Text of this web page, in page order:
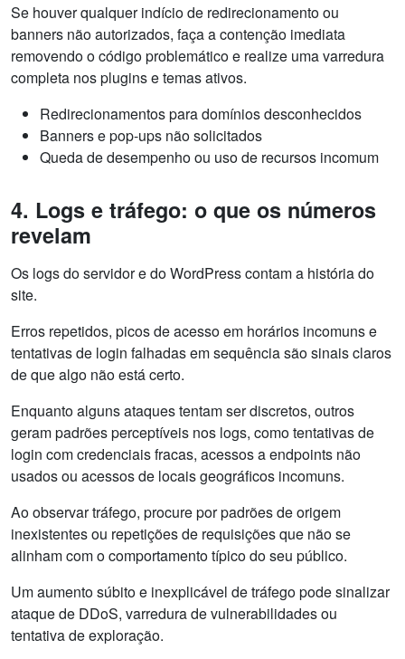
Se houver qualquer indício de redirecionamento ou
banners não autorizados, faça a contenção imediata
removendo o código problemático e realize uma varredura
completa nos plugins e temas ativos.
Redirecionamentos para domínios desconhecidos
Banners e pop-ups não solicitados
Queda de desempenho ou uso de recursos incomum
4. Logs e tráfego: o que os números
revelam
Os logs do servidor e do WordPress contam a história do
site.
Erros repetidos, picos de acesso em horários incomuns e
tentativas de login falhadas em sequência são sinais claros
de que algo não está certo.
Enquanto alguns ataques tentam ser discretos, outros
geram padrões perceptíveis nos logs, como tentativas de
login com credenciais fracas, acessos a endpoints não
usados ou acessos de locais geográficos incomuns.
Ao observar tráfego, procure por padrões de origem
inexistentes ou repetições de requisições que não se
alinham com o comportamento típico do seu público.
Um aumento súbito e inexplicável de tráfego pode sinalizar
ataque de DDoS, varredura de vulnerabilidades ou
tentativa de exploração.